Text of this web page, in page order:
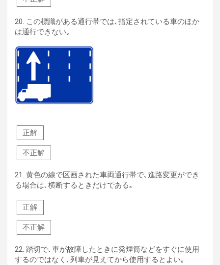
20. この標識がある通行帯では､指定されている車のほか
は通行できない｡
正解
不正解
21. 黄色の線で区画された車両通行帯で､進路変更ができ
る場合は､横断するときだけである｡
正解
不正解
22. 踏切で､車が故障したときに発煙筒などをすぐに使用
するのではなく､列車が見えてから使用するとよい｡